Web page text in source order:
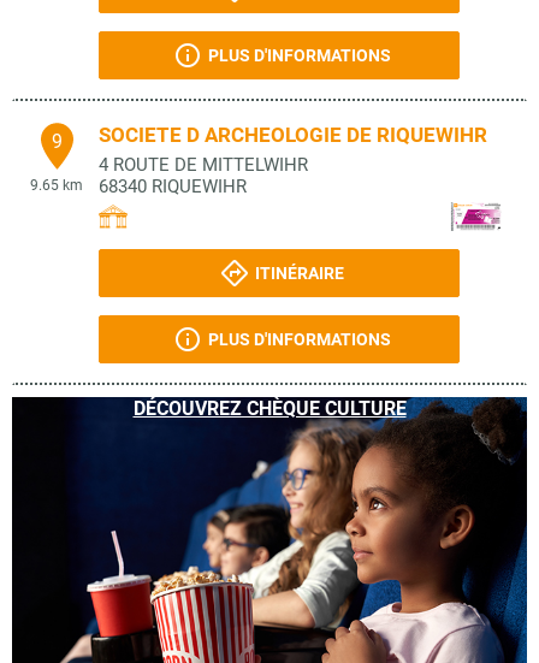
PLUS D'INFORMATIONS
9
9.65 km
SOCIETE D ARCHEOLOGIE DE RIQUEWIHR
4 ROUTE DE MITTELWIHR
68340 RIQUEWIHR
ITINÉRAIRE
PLUS D'INFORMATIONS
DÉCOUVREZ CHÈQUE CULTURE